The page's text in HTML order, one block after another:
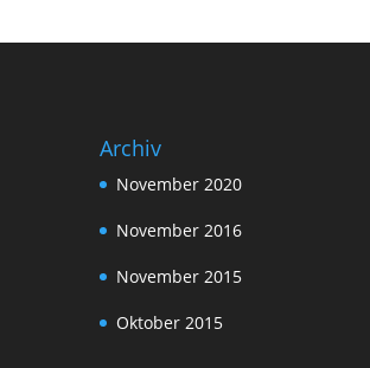
Archiv
November 2020
November 2016
November 2015
Oktober 2015